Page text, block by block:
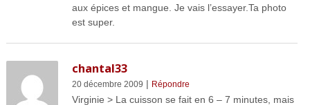
aux épices et mangue. Je vais l’essayer.Ta photo
est super.
chantal33
20 décembre 2009 | Répondre
Virginie > La cuisson se fait en 6 – 7 minutes, mais